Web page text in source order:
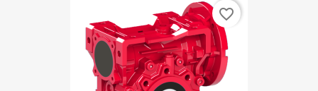
favorite_border